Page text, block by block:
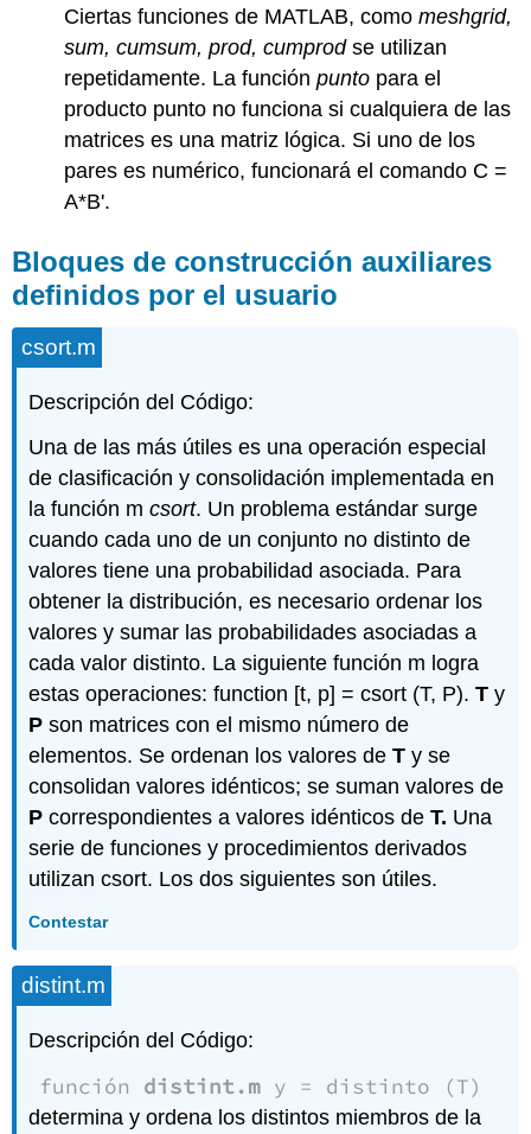
Ciertas funciones de MATLAB, comomeshgrid,
sum, cumsum, prod, cumprodse utilizan
repetidamente. La funciónpunto para el
producto punto no funciona si cualquiera de las
matrices es una matriz lógica. Si uno de los
pares es numérico, funcionará el comando C =
A*B'.
Bloques de construcción auxiliares
definidos por el usuario
csort.m
Descripción del Código:
Una de las más útiles es una operación especial
de clasificación y consolidación implementada en
la función mcsort. Un problema estándar surge
cuando cada uno de un conjunto no distinto de
valores tiene una probabilidad asociada. Para
obtener la distribución, es necesario ordenar los
valores y sumar las probabilidades asociadas a
cada valor distinto. La siguiente función m logra
estas operaciones: function [t, p] = csort (T, P).T y
P son matrices con el mismo número de
elementos. Se ordenan los valores deT y se
consolidan valores idénticos; se suman valores de
P correspondientes a valores idénticos deT. Una
serie de funciones y procedimientos derivados
utilizan csort. Los dos siguientes son útiles.
Contestar
distint.m
Descripción del Código:
función distint.m y = distinto (T)
determina y ordena los distintos miembros de la